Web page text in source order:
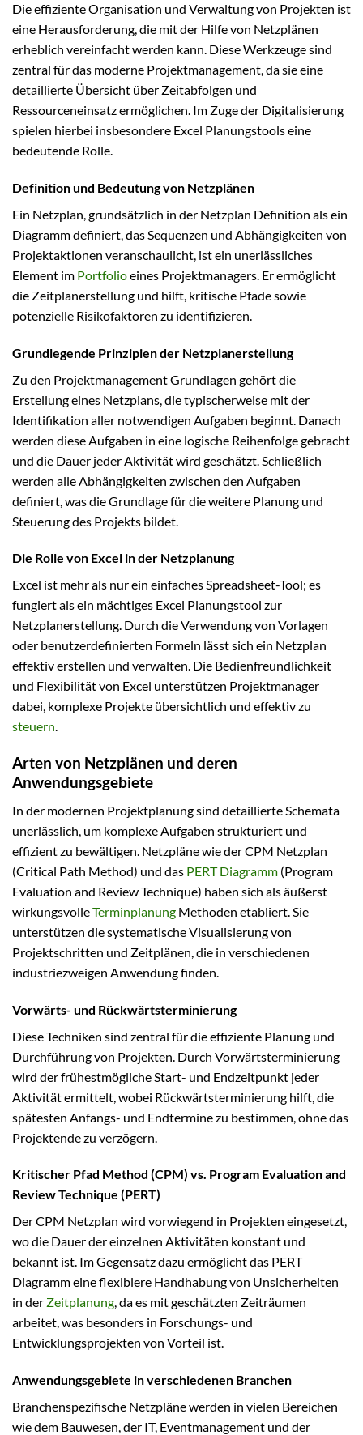
Die effiziente Organisation und Verwaltung von Projekten ist
eine Herausforderung, die mit der Hilfe von Netzplänen
erheblich vereinfacht werden kann. Diese Werkzeuge sind
zentral für das moderne Projektmanagement, da sie eine
detaillierte Übersicht über Zeitabfolgen und
Ressourceneinsatz ermöglichen. Im Zuge der Digitalisierung
spielen hierbei insbesondere Excel Planungstools eine
bedeutende Rolle.
Definition und Bedeutung von Netzplänen
Ein Netzplan, grundsätzlich in der Netzplan Definition als ein
Diagramm definiert, das Sequenzen und Abhängigkeiten von
Projektaktionen veranschaulicht, ist ein unerlässliches
Element im Portfolioeines Projektmanagers. Er ermöglicht
die Zeitplanerstellung und hilft, kritische Pfade sowie
potenzielle Risikofaktoren zu identifizieren.
Grundlegende Prinzipien der Netzplanerstellung
Zu den Projektmanagement Grundlagen gehört die
Erstellung eines Netzplans, die typischerweise mit der
Identifikation aller notwendigen Aufgaben beginnt. Danach
werden diese Aufgaben in eine logische Reihenfolge gebracht
und die Dauer jeder Aktivität wird geschätzt. Schließlich
werden alle Abhängigkeiten zwischen den Aufgaben
definiert, was die Grundlage für die weitere Planung und
Steuerung des Projekts bildet.
Die Rolle von Excel in der Netzplanung
Excel ist mehr als nur ein einfaches Spreadsheet-Tool; es
fungiert als ein mächtiges Excel Planungstool zur
Netzplanerstellung. Durch die Verwendung von Vorlagen
oder benutzerdefinierten Formeln lässt sich ein Netzplan
effektiv erstellen und verwalten. Die Bedienfreundlichkeit
und Flexibilität von Excel unterstützen Projektmanager
dabei, komplexe Projekte übersichtlich und effektiv zu
steuern.
Arten von Netzplänen und deren
Anwendungsgebiete
In der modernen Projektplanung sind detaillierte Schemata
unerlässlich, um komplexe Aufgaben strukturiert und
effizient zu bewältigen. Netzpläne wie der CPM Netzplan
(Critical Path Method) und das PERT Diagramm (Program
Evaluation and Review Technique) haben sich als äußerst
wirkungsvolleTerminplanung Methoden etabliert. Sie
unterstützen die systematische Visualisierung von
Projektschritten und Zeitplänen, die in verschiedenen
industriezweigen Anwendung finden.
Vorwärts- und Rückwärtsterminierung
Diese Techniken sind zentral für die effiziente Planung und
Durchführung von Projekten. Durch Vorwärtsterminierung
wird der frühestmögliche Start- und Endzeitpunkt jeder
Aktivität ermittelt, wobei Rückwärtsterminierung hilft, die
spätesten Anfangs- und Endtermine zu bestimmen, ohne das
Projektende zu verzögern.
Kritischer Pfad Method (CPM) vs. Program Evaluation and
Review Technique (PERT)
Der CPM Netzplan wird vorwiegend in Projekten eingesetzt,
wo die Dauer der einzelnen Aktivitäten konstant und
bekannt ist. Im Gegensatz dazu ermöglicht das PERT
Diagramm eine flexiblere Handhabung von Unsicherheiten
in der Zeitplanung, da es mit geschätzten Zeiträumen
arbeitet, was besonders in Forschungs- und
Entwicklungsprojekten von Vorteil ist.
Anwendungsgebiete in verschiedenen Branchen
Branchenspezifische Netzpläne werden in vielen Bereichen
wie dem Bauwesen, der IT, Eventmanagement und der